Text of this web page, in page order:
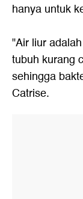
hanya untuk
"Air liur
tubuh kurang
sehingga
Catrise.